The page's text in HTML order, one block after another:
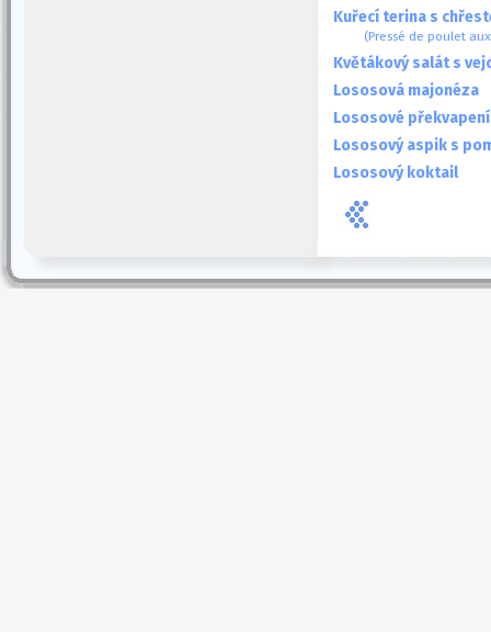
Kuřecí terina s
(Pressé de poulet
Květákový salát s
Lososová majonéza
Lososové
Lososový aspik s
Lososový koktail